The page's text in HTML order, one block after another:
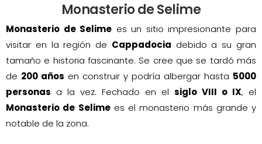
Monasterio de Selime
Monasterio de Selime es un sitio impresionante para
visitar en la región de Cappadocia debido a su gran
tamaño e historia fascinante. Se cree que se tardó más
de 200 años en construir y podría albergar hasta 5000
personas a la vez. Fechado en el siglo VIII o IX, el
Monasterio de Selimees el monasterio más grande y
notable de la zona.